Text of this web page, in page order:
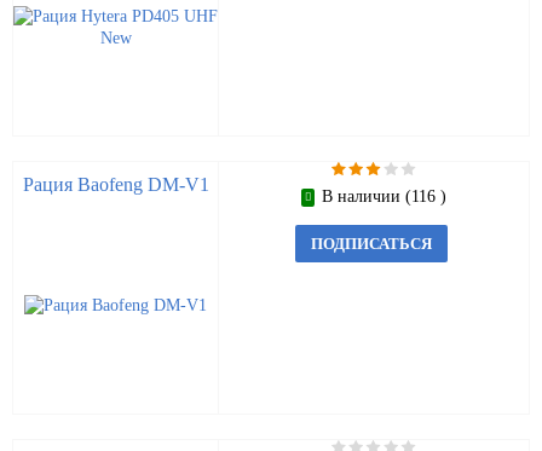
Рация Baofeng DM-V1
В наличии (116 )
ПОДПИСАТЬСЯ